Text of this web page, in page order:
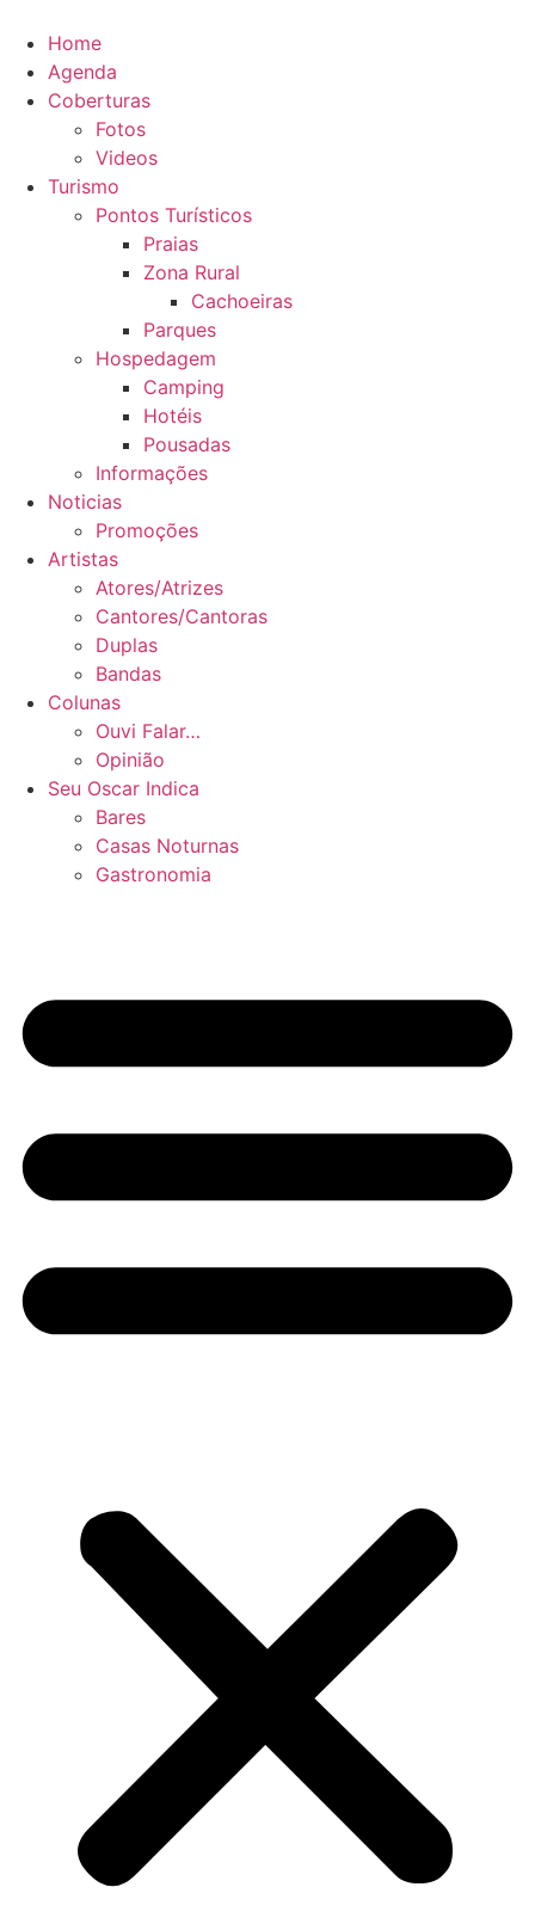
para
conteúdo
Home
Agenda
Coberturas
Fotos
Videos
Turismo
Pontos Turísticos
Praias
Zona Rural
Cachoeiras
Parques
Hospedagem
Camping
Hotéis
Pousadas
Informações
Noticias
Promoções
Artistas
Atores/Atrizes
Cantores/Cantoras
Duplas
Bandas
Colunas
Ouvi Falar…
Opinião
Seu Oscar Indica
Bares
Casas Noturnas
Gastronomia